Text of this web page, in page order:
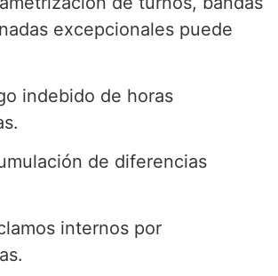
excepcionales puede
de horas
de diferencias
internos por